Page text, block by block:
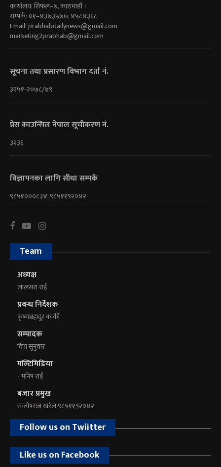
कार्यालय: सिफल–७, काठमाडौं ।
सम्पर्क: ०१–४३७३५७७, ४५८४३६८
Email:prabhabdailynews@gmail.com
marketing2prabhab@gmail.com
सूचना तथा प्रसारण विभाग दर्ता नं.
३२५१-२०७८/७९
प्रेस काउन्सिल नेपाल सूचीकरण नं.
३२३६
विज्ञापनका लागि सीधा सम्पर्क
९८५१०००८३४, ९८५११९२०४२
Team
अध्यक्ष
लालसरा राई
प्रबन्ध निर्देशक
कृष्णबहादुर कार्की
सम्पादक
दिपा सुनुवार
मल्टिमिडिया
- मनिष राई
बजार प्रमुख
सन्तोषराज खरेल ९८५११९२०४२
Follow us on Twiitter
Like us on Facebook